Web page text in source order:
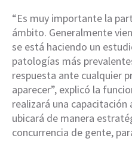
“Es muy importante la
ámbito. Generalmente
se está haciendo un
patologías más
respuesta ante cualquier
aparecer”, explicó la
realizará una
ubicará de manera
concurrencia de gente,